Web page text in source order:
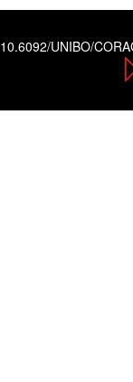
10.6092/UNIBO/